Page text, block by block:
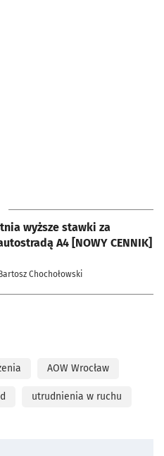
wyższe stawki za
A4 [NOWY CENNIK]
Bartosz Chochołowski
AOW Wrocław
utrudnienia w ruchu